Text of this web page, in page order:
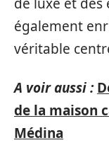
également
véritable
A voir aussi :
de la maison
Médina